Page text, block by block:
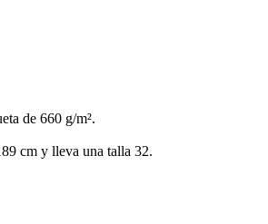
de 660 g/m².
cm y lleva una talla 32.